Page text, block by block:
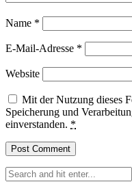
Name *
E-Mail-Adresse *
Website
Mit der Nutzung dieses
Speicherung und
einverstanden. *